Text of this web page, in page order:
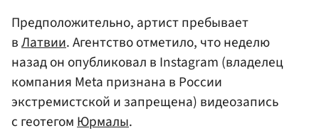
Предположительно, артист пребывает
вЛатвии. Агентство отметило, что неделю
назад он опубликовал в Instagram (владелец
компания Meta признана в России
экстремистской и запрещена) видеозапись
с геотегом Юрмалы.